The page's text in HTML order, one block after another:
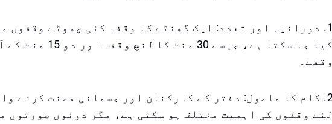
1. دورانیہ اور تعدد: ایک گھنٹے کا وقفہ کئی چھوٹے وقفوں
کیا جا سکتا ہے، جیسے 30 منٹ کا
وقفے۔
2. کام کا ماحول: دفتر کے کارکنان اور جسمانی محنت کرنے
لئے وقفوں کی اہمیت مختلف ہو سکتی ہے، مگر دونوں صورتوں